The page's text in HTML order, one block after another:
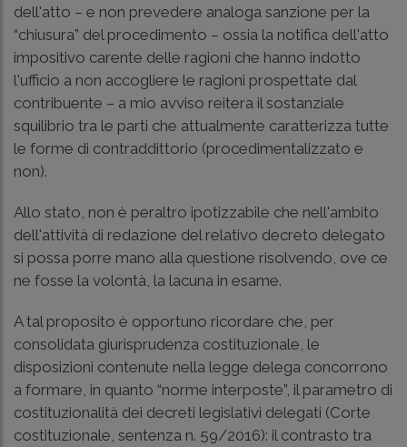
dell'atto – e non prevedere analoga sanzione per la
“chiusura” del procedimento – ossia la notifica dell'atto
impositivo carente delle ragioni che hanno indotto
l'ufficio a non accogliere le ragioni prospettate dal
contribuente – a mio avviso reitera il sostanziale
squilibrio tra le parti che attualmente caratterizza tutte
le forme di contraddittorio (procedimentalizzato e
non).
Allo stato, non è peraltro ipotizzabile che nell'ambito
dell'attività di redazione del relativo decreto delegato
si possa porre mano alla questione risolvendo, ove ce
ne fosse la volontà, la lacuna in esame.
A tal proposito è opportuno ricordare che, per
consolidata giurisprudenza costituzionale, le
disposizioni contenute nella legge delega concorrono
a formare, in quanto “norme interposte”, il parametro di
costituzionalità dei decreti legislativi delegati (Corte
costituzionale, sentenza n. 59/2016): il contrasto tra